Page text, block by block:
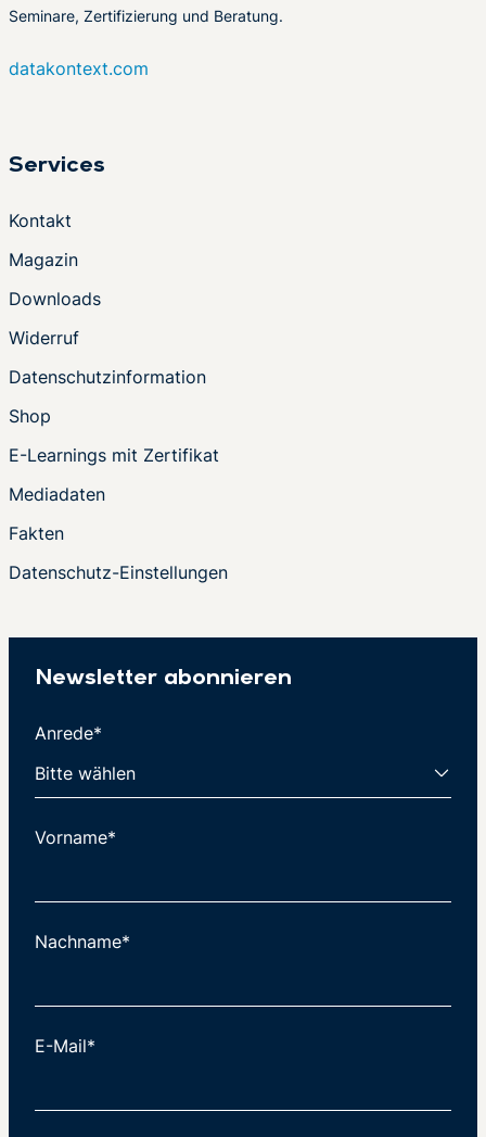
Seminare, Zertifizierung und Beratung.
datakontext.com
Services
Kontakt
Magazin
Downloads
Widerruf
Datenschutzinformation
Shop
E-Learnings mit Zertifikat
Mediadaten
Fakten
Datenschutz-Einstellungen
Newsletter abonnieren
Anrede*
Vorname*
Nachname*
E-Mail*